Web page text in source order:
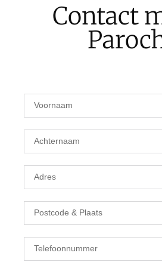
Contact